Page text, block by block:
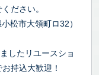
ださい。
松市大領町ロ32）
したリユースショ
持込大歓迎！